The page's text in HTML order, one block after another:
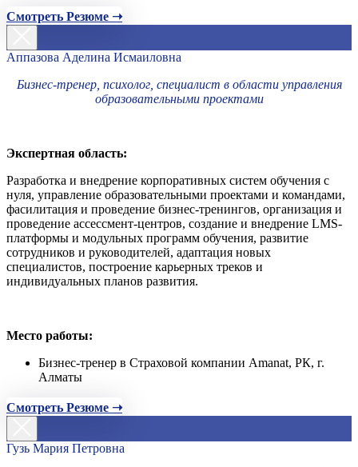
Смотреть Резюме ➝
Аппазова Аделина Исмаиловна
Бизнес-тренер, психолог, специалист в области управления
образовательными проектами
Экспертная область:
Разработка и внедрение корпоративных систем обучения с
нуля, управление образовательными проектами и командами,
фасилитация и проведение бизнес-тренингов, организация и
проведение ассессмент-центров, создание и внедрение LMS-
платформы и модульных программ обучения, развитие
сотрудников и руководителей, адаптация новых
специалистов, построение карьерных треков и
индивидуальных планов развития.
Место работы:
Бизнес-тренер в Страховой компании Amanat, РК, г.
Алматы
Смотреть Резюме ➝
Гузь Мария Петровна